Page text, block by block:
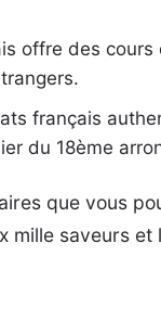
offre des cours
français
du 18ème
que vous
mille saveurs